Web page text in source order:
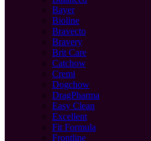
Bayer
Bioline
Bravecto
Bravery
Brit Care
Catchow
Cremi
Dogchow
DragPharma
Easy Clean
Excellent
Fit Formula
Frontline